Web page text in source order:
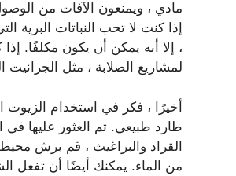
مادي ، ويمنعون الآفات من
إذا كنت لا تحب النباتات
، إلا أنه يمكن أن يكون مكلفًا.
لمشاريع الصلابة ، مثل الجرانيت
أخيرًا ، فكر في استخدام
طارد طبيعي. تم العثور عليها في
القراد والبراغيث ، قم برش
من الماء. يمكنك أيضًا أن تفعل